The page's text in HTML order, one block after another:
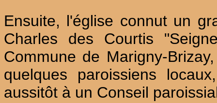
Ensuite, l'église connut un
Charles des Courtis
Commune de Marigny-
quelques paroissiens
aussitôt à un Conseil